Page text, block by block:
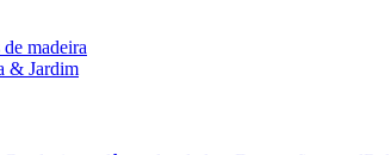
madeira
& Jardim